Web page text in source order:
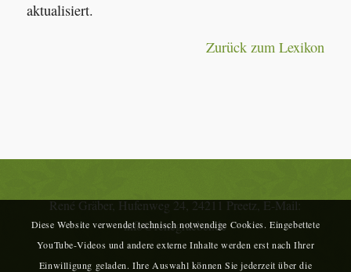
aktualisiert.
Zurück zum Lexikon
René Gräber, Hufenweg 24, 24211 Preetz, E-Mail:
info@renegraeber.de
Diese Website verwendet technisch notwendige Cookies. Eingebettete
YouTube-Videos und andere externe Inhalte werden erst nach Ihrer
Einwilligung geladen. Ihre Auswahl können Sie jederzeit über die